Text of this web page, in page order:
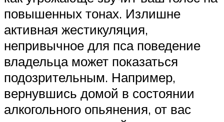
повышенных тонах. Излишне
активная жестикуляция,
непривычное для пса поведение
владельца может показаться
подозрительным. Например,
вернувшись домой в состоянии
алкогольного опьянения, от вас